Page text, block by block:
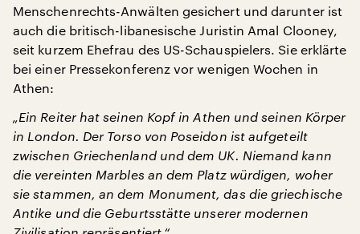
Menschenrechts-Anwälten gesichert und darunter ist
auch die britisch-libanesische Juristin Amal Clooney,
seit kurzem Ehefrau des US-Schauspielers. Sie erklärte
bei einer Pressekonferenz vor wenigen Wochen in
Athen:
„Ein Reiter hat seinen Kopf in Athen und seinen Körper
in London. Der Torso von Poseidon ist aufgeteilt
zwischen Griechenland und dem UK. Niemand kann
die vereinten Marbles an dem Platz würdigen, woher
sie stammen, an dem Monument, das die griechische
Antike und die Geburtsstätte unserer modernen